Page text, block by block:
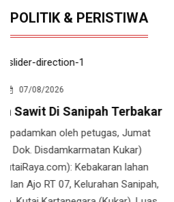
POLITIK & PERISTIWA
Aksi Nyata Gerakan
Asri Demokrat Kukar,
Bersih-Bersih Mushola
Kader partai dan masyarakat
royong dan bersih-bersih
Selerong, Kecamatan Sebulu,